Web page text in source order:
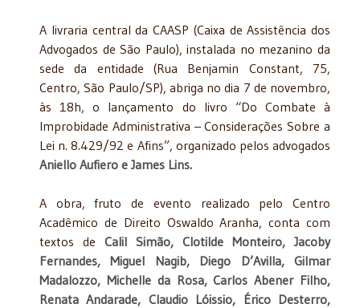
A livraria central da CAASP (Caixa de Assistência dos
Advogados de São Paulo), instalada no mezanino da
sede da entidade (Rua Benjamin Constant, 75,
Centro, São Paulo/SP), abriga no dia 7 de novembro,
às 18h, o lançamento do livro “Do Combate à
Improbidade Administrativa – Considerações Sobre a
Lei n. 8.429/92 e Afins”, organizado pelos advogados
Aniello Aufiero e James Lins.
A obra, fruto de evento realizado pelo Centro
Acadêmico de Direito Oswaldo Aranha, conta com
textos de Calil Simão, Clotilde Monteiro, Jacoby
Fernandes, Miguel Nagib, Diego D’Avilla, Gilmar
Madalozzo, Michelle da Rosa, Carlos Abener Filho,
Renata Andarade, Claudio Lóissio, Érico Desterro,